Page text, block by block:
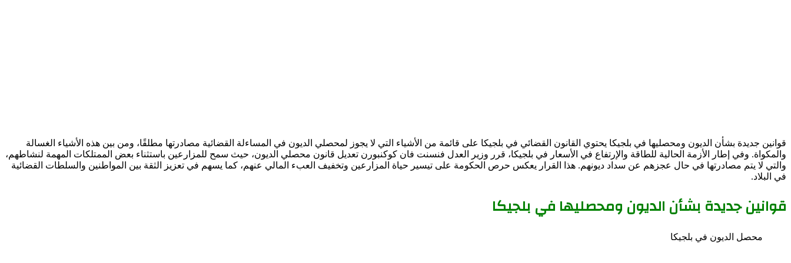
قوانين جديدة بشأن الديون ومحصليها في بلجيكا يحتوي القانون القضائي في بلجيكا على قائمة من الأشياء التي لا يجوز لمحصلي الديون في المساءلة القضائية مصادرتها مطلقًا، ومن بين هذه الأشياء الغسالة
والمكواة. وفي إطار الأزمة الحالية للطاقة والإرتفاع في الأسعار في بلجيكا، قرر وزير العدل فنسنت فان كوكنبورن تعديل قانون محصلي الديون، حيث سمح للمزارعين باستثناء بعض الممتلكات المهمة لنشاطهم،
والتي لا يتم مصادرتها في حال عجزهم عن سداد ديونهم. هذا القرار يعكس حرص الحكومة على تيسير حياة المزارعين وتخفيف العبء المالي عنهم، كما يسهم في تعزيز الثقة بين المواطنين والسلطات القضائية
في البلاد.
قوانين جديدة بشأن الديون ومحصليها في بلجيكا
محصل الديون في بلجيكا